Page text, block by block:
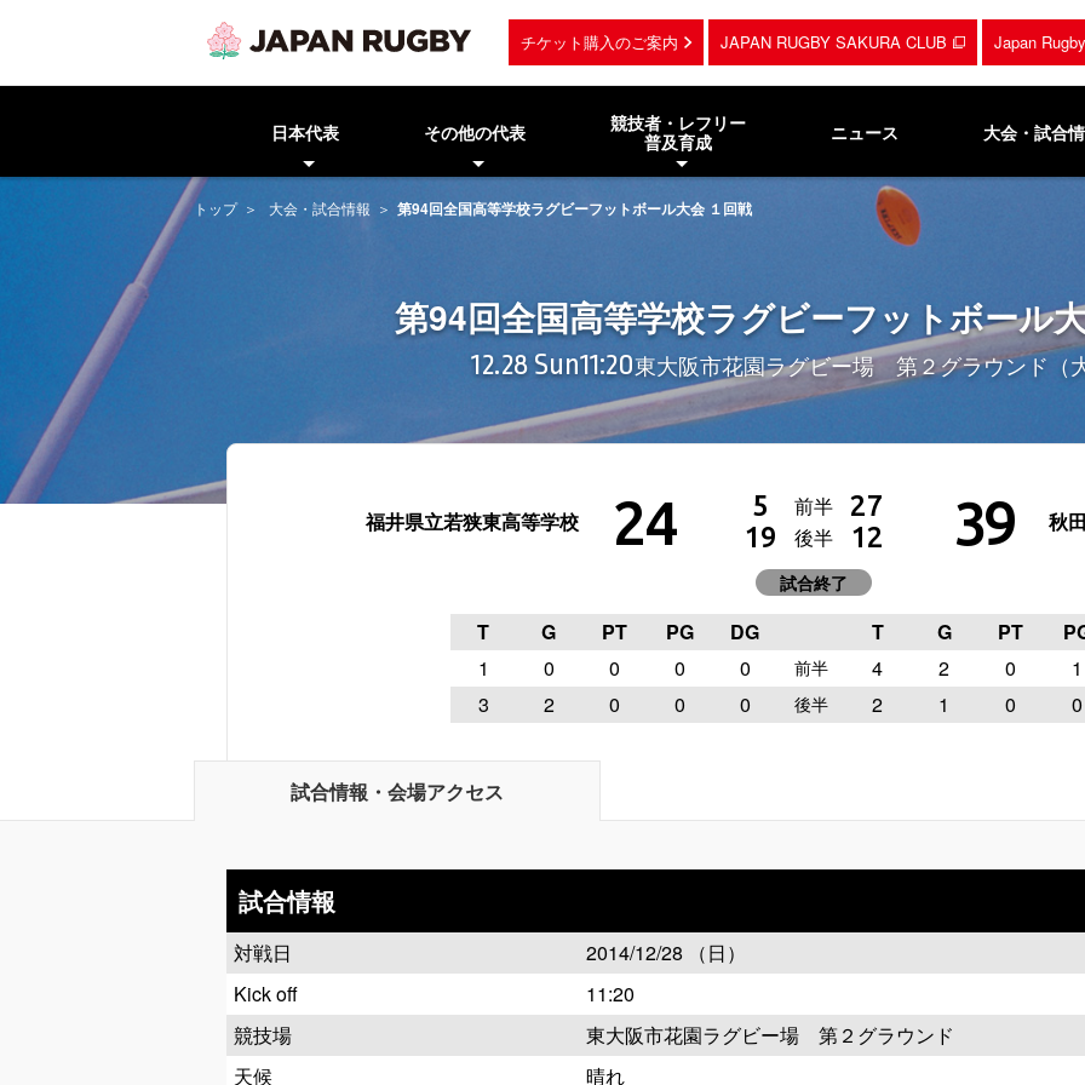
チケット購入のご案内 JAPAN RUGBY SAKURA CLUB Japan
日本代表 その他の代表
競技者・レフリー
普及育成
ニュース 大会・試合
トップ 大会・試合情報 第94回全国高等学校ラグビーフットボール大会 １回戦
第94回全国高等学校ラグビーフットボール
12.28 Sun11:20東大阪市花園ラグビー場 第２グラウンド（
福井県立若狭東高等学校 24 5 前半
27
19
後半 12
試合終了
39 秋
T G PT PG DG T G PT
1
0 0 0 0 前半 4 2 0 1
3
2 0 0 0 後半 2 1 0 0
試合情報・会場アクセス
試合情報
対戦日
2014/12/28 （日）
Kick off
11:20
競技場
東大阪市花園ラグビー場 第２グラウンド
天候
晴れ